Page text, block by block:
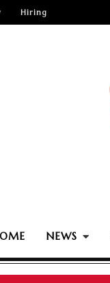
Hiring
NEWS